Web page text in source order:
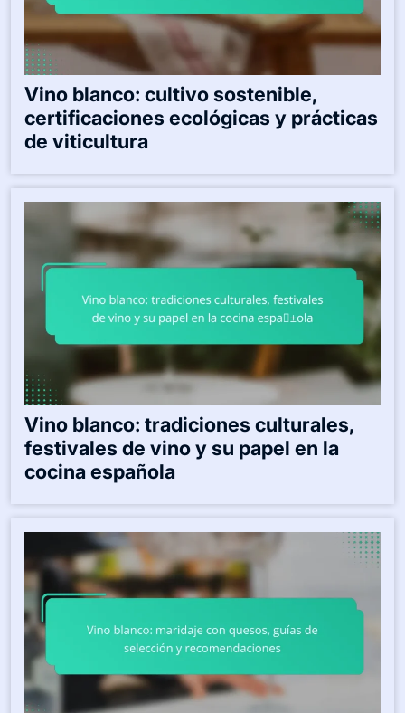
Vino blanco: cultivo sostenible,
certificaciones ecológicas y prácticas
de viticultura
Vino blanco: tradiciones culturales,
festivales de vino y su papel en la
cocina española